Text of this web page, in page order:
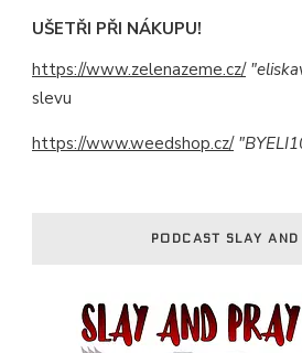
UŠETŘI PŘI NÁKUPU!
https://www.zelenazeme.cz/
slevu
https://www.weedshop.cz/
PODCAST SLAY AND